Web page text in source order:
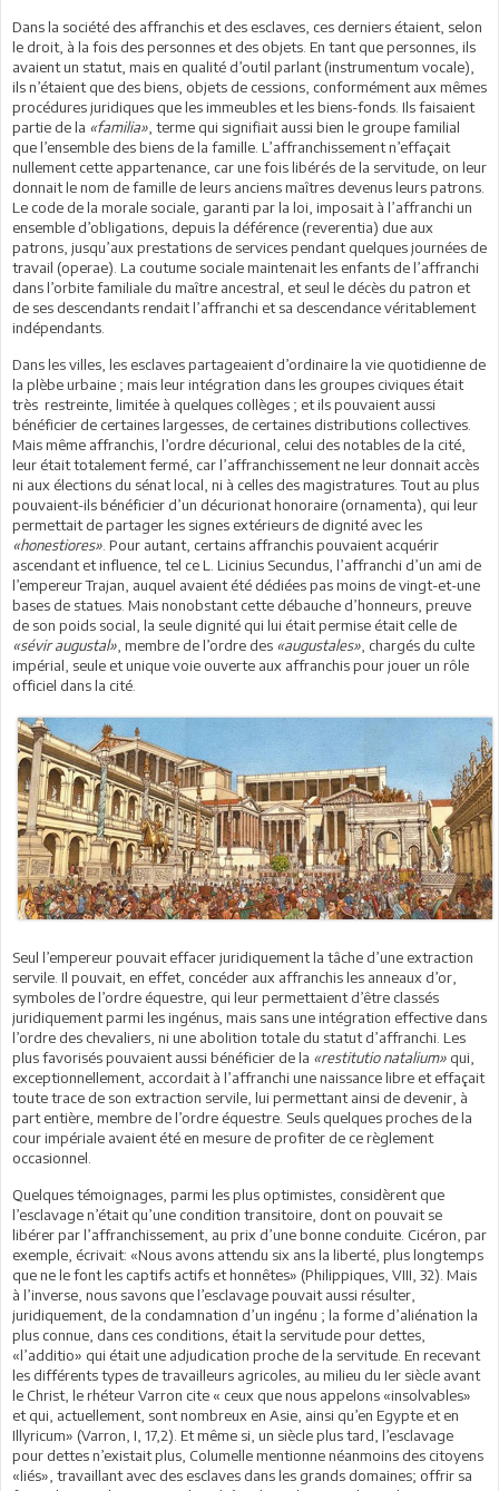
Dans la société des affranchis et des esclaves, ces derniers étaient, selon
le droit, à la fois des personnes et des objets. En tant que personnes, ils
avaient un statut, mais en qualité d’outil parlant (instrumentum vocale),
ils n’étaient que des biens, objets de cessions, conformément aux mêmes
procédures juridiques que les immeubles et les biens-fonds. Ils faisaient
partie de la «familia» , terme qui signifiait aussi bien le groupe familial
que l’ensemble des biens de la famille. L’affranchissement n’effaçait
nullement cette appartenance, car une fois libérés de la servitude, on leur
donnait le nom de famille de leurs anciens maîtres devenus leurs patrons.
Le code de la morale sociale, garanti par la loi, imposait à l’affranchi un
ensemble d’obligations, depuis la déférence (reverentia) due aux
patrons, jusqu’aux prestations de services pendant quelques journées de
travail (operae). La coutume sociale maintenait les enfants de l’affranchi
dans l’orbite familiale du maître ancestral, et seul le décès du patron et
de ses descendants rendait l’affranchi et sa descendance véritablement
indépendants.
Dans les villes, les esclaves partageaient d’ordinaire la vie quotidienne de
la plèbe urbaine ; mais leur intégration dans les groupes civiques était
très restreinte, limitée à quelques collèges ; et ils pouvaient aussi
bénéficier de certaines largesses, de certaines distributions collectives.
Mais même affranchis, l’ordre décurional, celui des notables de la cité,
leur était totalement fermé, car l’affranchissement ne leur donnait accès
ni aux élections du sénat local, ni à celles des magistratures. Tout au plus
pouvaient-ils bénéficier d’un décurionat honoraire (ornamenta), qui leur
permettait de partager les signes extérieurs de dignité avec les
«honestiores» . Pour autant, certains affranchis pouvaient acquérir
ascendant et influence, tel ce L. Licinius Secundus, l’affranchi d’un ami de
l’empereur Trajan, auquel avaient été dédiées pas moins de vingt-et-une
bases de statues. Mais nonobstant cette débauche d’honneurs, preuve
de son poids social, la seule dignité qui lui était permise était celle de
«sévir augustal» , membre de l’ordre des «augustales» , chargés du culte
impérial, seule et unique voie ouverte aux affranchis pour jouer un rôle
officiel dans la cité.
Seul l’empereur pouvait effacer juridiquement la tâche d’une extraction
servile. Il pouvait, en effet, concéder aux affranchis les anneaux d’or,
symboles de l’ordre équestre, qui leur permettaient d’être classés
juridiquement parmi les ingénus, mais sans une intégration effective dans
l’ordre des chevaliers, ni une abolition totale du statut d’affranchi. Les
plus favorisés pouvaient aussi bénéficier de la «restitutio natalium» qui,
exceptionnellement, accordait à l’affranchi une naissance libre et effaçait
toute trace de son extraction servile, lui permettant ainsi de devenir, à
part entière, membre de l’ordre équestre. Seuls quelques proches de la
cour impériale avaient été en mesure de profiter de ce règlement
occasionnel.
Quelques témoignages, parmi les plus optimistes, considèrent que
l’esclavage n’était qu’une condition transitoire, dont on pouvait se
libérer par l’affranchissement, au prix d’une bonne conduite. Cicéron, par
exemple, écrivait: «Nous avons attendu six ans la liberté, plus longtemps
que ne le font les captifs actifs et honnêtes» (Philippiques, VIII, 32). Mais
à l’inverse, nous savons que l’esclavage pouvait aussi résulter,
juridiquement, de la condamnation d’un ingénu ; la forme d’aliénation la
plus connue, dans ces conditions, était la servitude pour dettes,
«l’additio» qui était une adjudication proche de la servitude. En recevant
les différents types de travailleurs agricoles, au milieu du Ier siècle avant
le Christ, le rhéteur Varron cite « ceux que nous appelons «insolvables»
et qui, actuellement, sont nombreux en Asie, ainsi qu’en Egypte et en
Illyricum» (Varron, I, 17,2). Et même si, un siècle plus tard, l’esclavage
pour dettes n’existait plus, Columelle mentionne néanmoins des citoyens
«liés», travaillant avec des esclaves dans les grands domaines; offrir sa